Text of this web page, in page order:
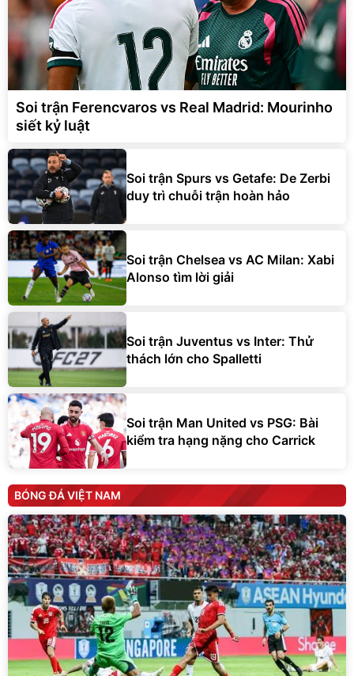
Soi trận Ferencvaros vs Real Madrid: Mourinho
siết kỷ luật
Soi trận Spurs vs Getafe: De Zerbi
duy trì chuỗi trận hoàn hảo
Soi trận Chelsea vs AC Milan: Xabi
Alonso tìm lời giải
Soi trận Juventus vs Inter: Thử
thách lớn cho Spalletti
Soi trận Man United vs PSG: Bài
kiểm tra hạng nặng cho Carrick
BÓNG ĐÁ VIỆT NAM